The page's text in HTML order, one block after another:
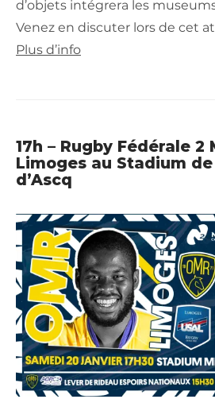
d’objets intégrera les
Venez en discuter lors de cet
Plus d’info
17h – Rugby Fédérale 2
Limoges au Stadium
d’Ascq